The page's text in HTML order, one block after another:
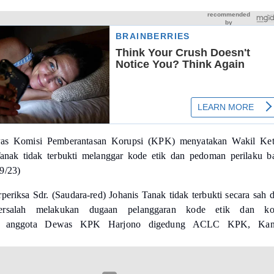
Komisi Pemberantasan Korupsi (KPK) menyatakan Wakil
tidak terbukti melanggar kode etik dan pedoman perilaku
23)
Sdr. (Saudara-red) Johanis Tanak tidak terbukti secara sah
melakukan dugaan pelanggaran kode etik dan
anggota Dewas KPK Harjono digedung ACLC KPK,